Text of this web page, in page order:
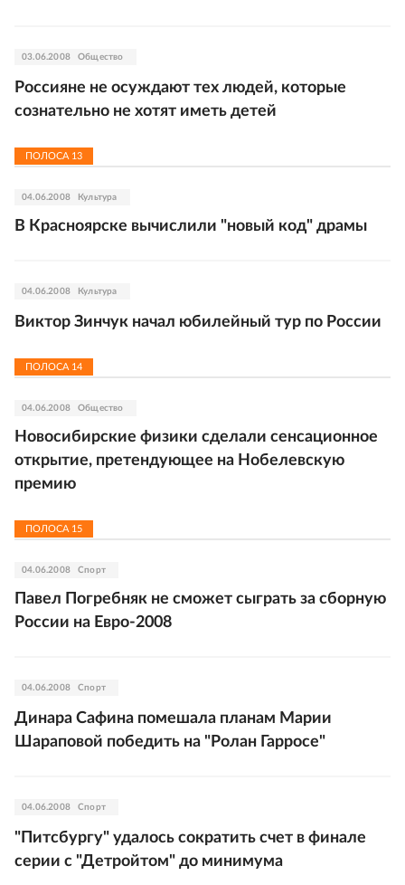
03.06.2008 Общество
Россияне не осуждают тех людей, которые
сознательно не хотят иметь детей
ПОЛОСА 13
04.06.2008 Культура
В Красноярске вычислили "новый код" драмы
04.06.2008 Культура
Виктор Зинчук начал юбилейный тур по России
ПОЛОСА 14
04.06.2008 Общество
Новосибирские физики сделали сенсационное
открытие, претендующее на Нобелевскую
премию
ПОЛОСА 15
04.06.2008 Спорт
Павел Погребняк не сможет сыграть за сборную
России на Евро-2008
04.06.2008 Спорт
Динара Сафина помешала планам Марии
Шараповой победить на "Ролан Гарросе"
04.06.2008 Спорт
"Питсбургу" удалось сократить счет в финале
серии с "Детройтом" до минимума